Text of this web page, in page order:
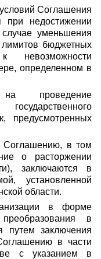
Соглашения
недостижении
уменьшения
бюджетных
невозможности
определенном в
проведение
предусмотренных
Соглашению, в том
о расторжении
заключаются в
установленной
области.
в форме
в
путем заключения
в части
с указанием в